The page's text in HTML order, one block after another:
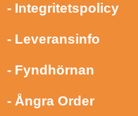
- Integritetspolicy
- Leveransinfo
- Fyndhörnan
- Ångra Order